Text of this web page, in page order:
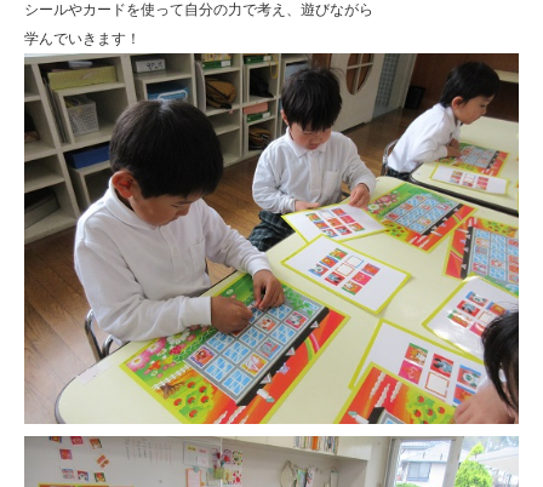
シールやカードを使って自分の力で考え、遊びながら
学んでいきます！